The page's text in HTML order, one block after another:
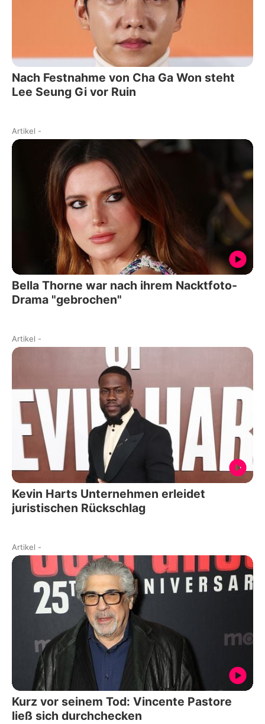
Nach Festnahme von Cha Ga Won steht
Lee Seung Gi vor Ruin
Artikel -
Bella Thorne war nach ihrem Nacktfoto-
Drama "gebrochen"
Artikel -
Kevin Harts Unternehmen erleidet
juristischen Rückschlag
Artikel -
Kurz vor seinem Tod: Vincente Pastore
ließ sich durchchecken